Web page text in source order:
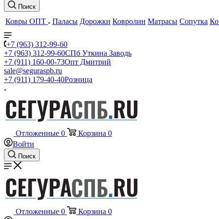
Поиск
Ковры ОПТ Паласы Дорожки Ковролин Матрасы Сопутка
+7 (963) 312-99-60
+7 (963) 312-99-60СПб Уткина Заводь
+7 (911) 160-00-73Опт Дмитрий
sale@seguraspb.ru
+7 (911) 179-40-40Розница
Отложенные 0 Корзина 0
Войти
Поиск
Отложенные 0 Корзина 0